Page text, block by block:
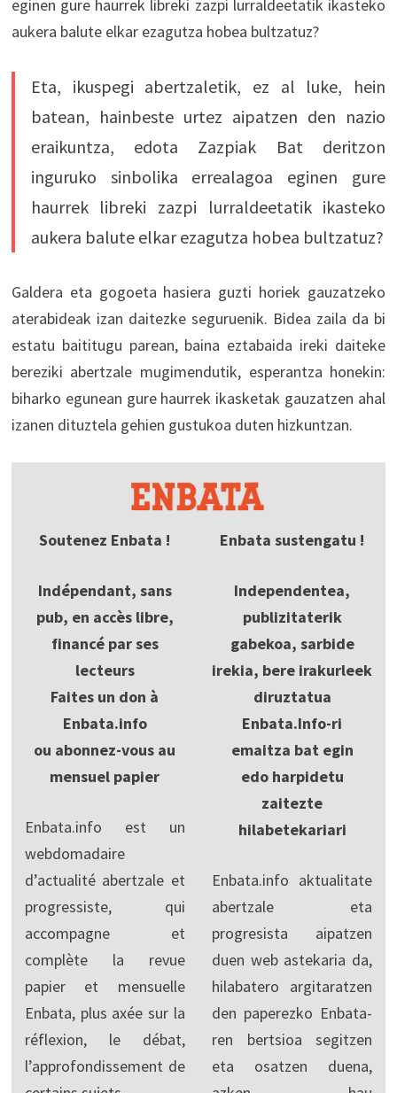
eginen gure haurrek libreki zazpi lurraldeetatik ikasteko
aukera balute elkar ezagutza hobea bultzatuz?
Eta, ikuspegi abertzaletik, ez al luke, hein
batean, hainbeste urtez aipatzen den nazio
eraikuntza, edota Zazpiak Bat deritzon
inguruko sinbolika errealagoa eginen gure
haurrek libreki zazpi lurraldeetatik ikasteko
aukera balute elkar ezagutza hobea bultzatuz?
Galdera eta gogoeta hasiera guzti horiek gauzatzeko
aterabideak izan daitezke seguruenik. Bidea zaila da bi
estatu baititugu parean, baina eztabaida ireki daiteke
bereziki abertzale mugimendutik, esperantza honekin:
biharko egunean gure haurrek ikasketak gauzatzen ahal
izanen dituztela gehien gustukoa duten hizkuntzan.
Soutenez Enbata !
Indépendant, sans
pub, en accès libre,
financé par ses
lecteurs
Faites un don à
Enbata.info
ou abonnez-vous au
mensuel papier
Enbata.info est un
webdomadaire
d’actualité abertzale et
progressiste, qui
accompagne et
complète la revue
papier et mensuelle
Enbata, plus axée sur la
réflexion, le débat,
l’approfondissement de
Enbata sustengatu !
Independentea,
publizitaterik
gabekoa, sarbide
irekia, bere irakurleek
diruztatua
Enbata.Info-ri
emaitza bat egin
edo harpidetu
zaitezte
hilabetekariari
Enbata.info aktualitate
abertzale eta
progresista aipatzen
duen web astekaria da,
hilabatero argitaratzen
den paperezko Enbata-
ren bertsioa segitzen
eta osatzen duena,